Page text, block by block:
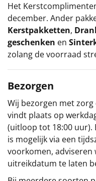
Het
december. Ander
Kerstpakketten,
geschenken en
zolang de voorraad
Bezorgen
Wij bezorgen met zorg
vindt plaats op
(uitloop tot 18:00 uur).
is mogelijk via een
voorkomen,
uitreikdatum te laten